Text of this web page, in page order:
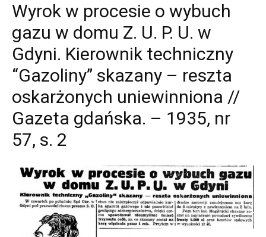
Wyrok w procesie o wybuch
gazu w domu Z. U. P. U. w
Gdyni. Kierownik techniczny
“Gazoliny” skazany – reszta
oskarżonych uniewinniona //
Gazeta gdańska. – 1935, nr
57, s. 2